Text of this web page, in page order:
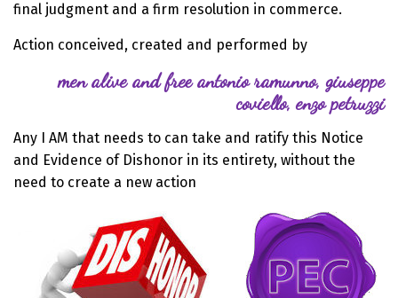
final judgment and a firm resolution in commerce.
Action conceived, created and performed by
men alive and free antonio ramunno, giuseppe
coviello, enzo petruzzi
Any I AM that needs to can take and ratify this Notice
and Evidence of Dishonor in its entirety, without the
need to create a new action